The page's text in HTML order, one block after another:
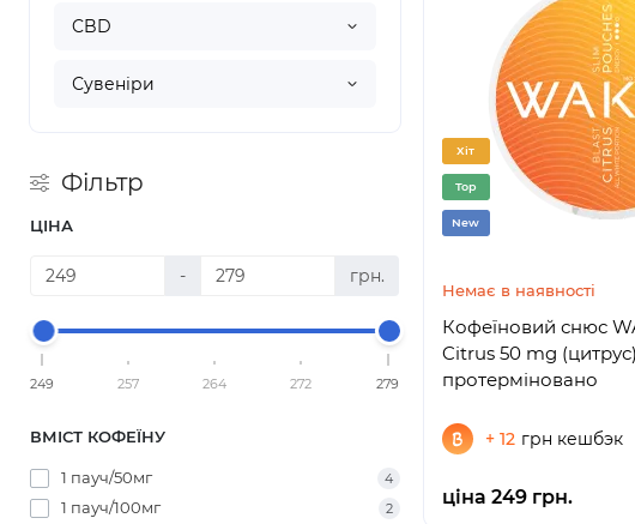
CBD
Сувеніри
Фільтр
ЦІНА
- грн.
249 257 264 272 279
ВМІСТ КОФЕЇНУ
1 пауч/50мг 4
1 пауч/100мг 2
Хіт
Top
New
Немає в наявності
Кофеїновий снюс
Citrus 50 mg (цитрус)
протерміновано
+ 12 грн кешбэк
ціна 249 грн.